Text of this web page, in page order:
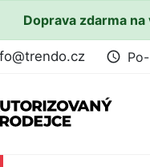
Doprava zdarma
access_time